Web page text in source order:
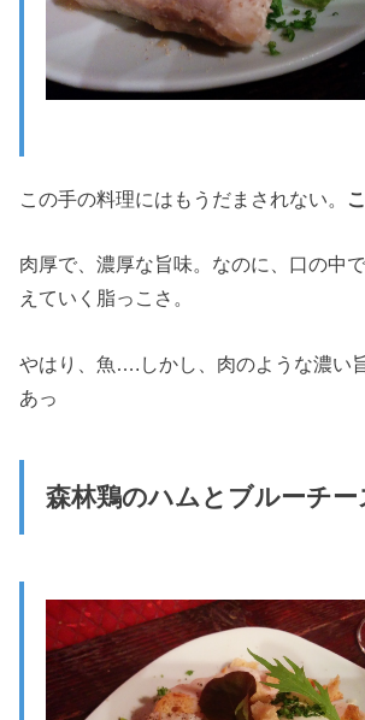
この手の料理にはもうだまされない。
肉厚で、濃厚な旨味。なのに、口の中
えていく脂っこさ。
やはり、魚….しかし、肉のような濃い
あっ
森林鶏のハムとブルーチ